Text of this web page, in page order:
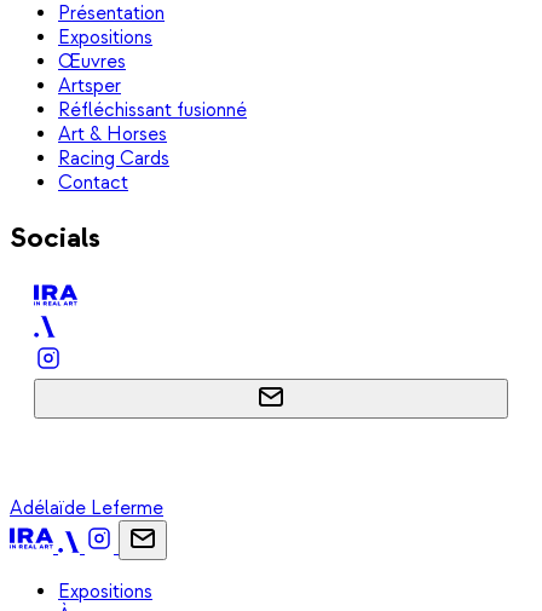
Présentation
Expositions
Œuvres
Artsper
Réfléchissant fusionné
Art & Horses
Racing Cards
Contact
Socials
Adélaïde Leferme
Expositions